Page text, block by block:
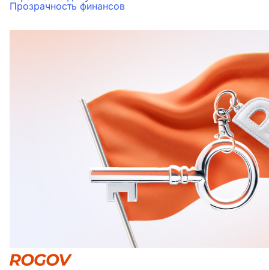
Прозрачность финансов